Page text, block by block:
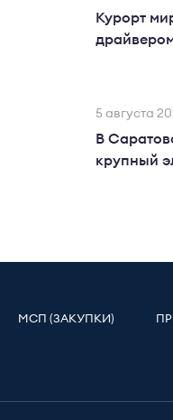
Курорт
5 августа
В
крупный
МСП (ЗАКУПКИ)